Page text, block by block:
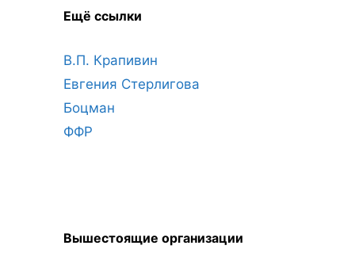
Ещё ссылки
В.П. Крапивин
Евгения Стерлигова
Боцман
ФФР
Вышестоящие организации